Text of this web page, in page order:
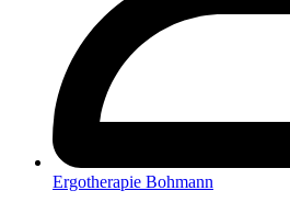
Ergotherapie Bohmann